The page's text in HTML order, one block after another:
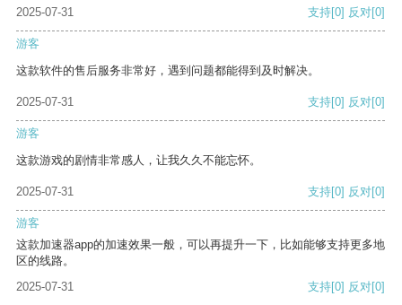
2025-07-31 支持[0] 反对[0]
游客
这款软件的售后服务非常好，遇到问题都能得到及时解决。
2025-07-31 支持[0] 反对[0]
游客
这款游戏的剧情非常感人，让我久久不能忘怀。
2025-07-31 支持[0] 反对[0]
游客
这款加速器app的加速效果一般，可以再提升一下，比如能够支持更多地
区的线路。
2025-07-31
支持[0] 反对[0]